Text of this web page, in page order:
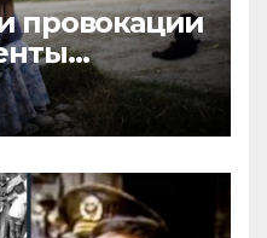
провокации